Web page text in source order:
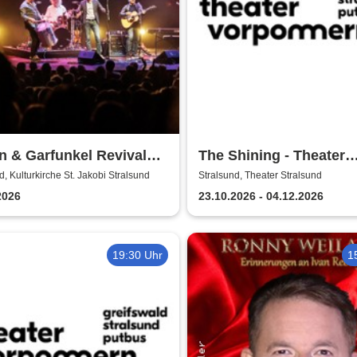
& Garfunkel Revival
Kulturkirche St. Jakobi Stralsund
The Shining - Theater
Vorpommern
Stralsund, Theater Stralsund
23.10.2026 - 04.12.2026
19:30 Uhr